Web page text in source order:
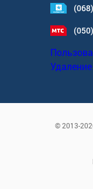
© 2013-